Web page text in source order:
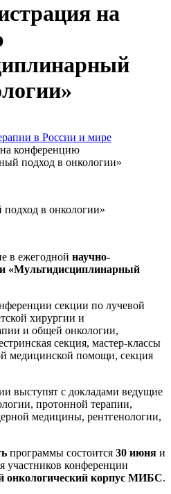
на
в России и мире
конференцию
подход в онкологии»
в ежегодной научно-
«Мультидисциплинарный
секции по лучевой
хирургии и
и общей онкологии,
секция, мастер-классы
медицинской помощи, секция
выступят с докладами ведущие
протонной терапии,
медицины, рентгенологии,
программы состоится 30 июня и
участников конференции
онкологический корпус МИБС.